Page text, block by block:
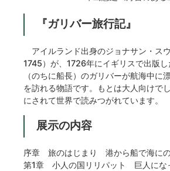
『ガリバー旅行記』
アイルランド出身のジョナサン・ス
1745）が、1726年にイギリスで出版
（のちに船長）のガリバーが航海中に
を訪れる物語です。もとは大人向けで
にされて世界で読みつがれています。
展示の内容
序章 旅のはじまり 港から船で海にの
第1章 小人の国リリパット 巨人にな